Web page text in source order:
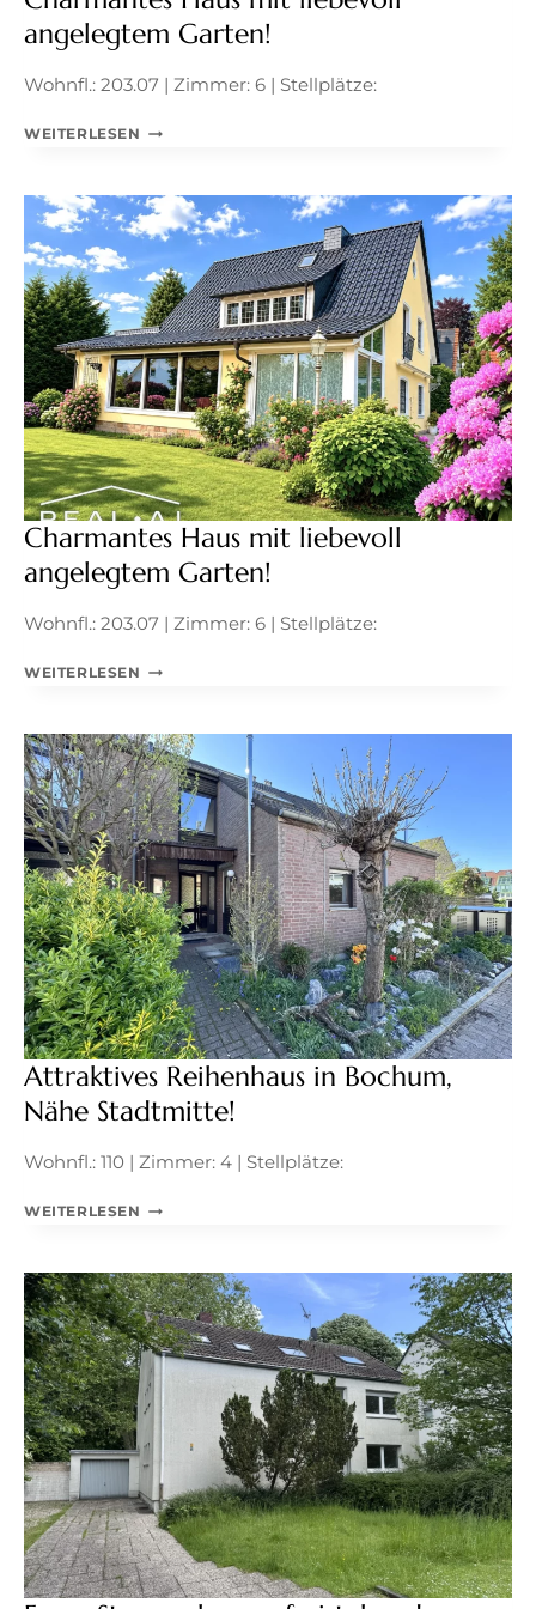
angelegtem Garten!
Wohnfl.: 203.07 | Zimmer: 6 | Stellplätze:
WEITERLESEN CHARMANTES
LIEBEVOLL
ANGELEGTEM
GARTEN!
Charmantes Haus mit liebevoll
angelegtem Garten!
Wohnfl.: 203.07 | Zimmer: 6 | Stellplätze:
WEITERLESEN CHARMANTES
LIEBEVOLL
ANGELEGTEM
GARTEN!
Attraktives Reihenhaus in Bochum,
Nähe Stadtmitte!
Wohnfl.: 110 | Zimmer: 4 | Stellplätze:
WEITERLESEN ATTRAKTIVES
BOCHUM,
NÄHE
STADTMITTE!